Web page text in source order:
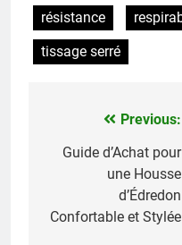
résistance
tissage serré
Navigation
de
Previous:
Guide d’Achat pour
une Housse
d’Édredon
Confortable et Stylée